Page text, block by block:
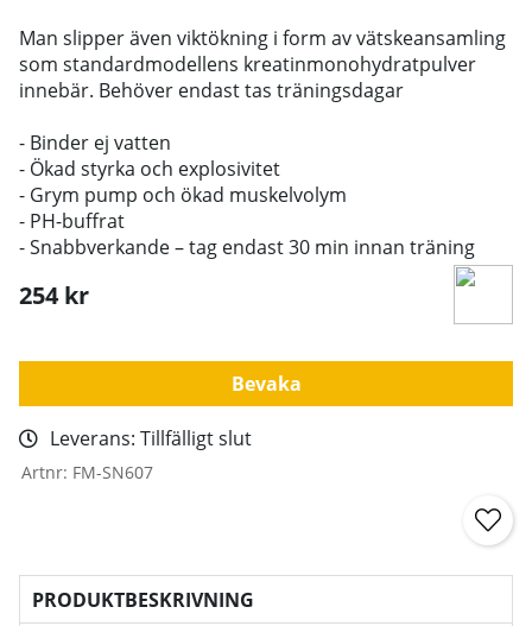
Man slipper även viktökning i form av vätskeansamling
som standardmodellens kreatinmonohydratpulver
innebär. Behöver endast tas träningsdagar
- Binder ej vatten
- Ökad styrka och explosivitet
- Grym pump och ökad muskelvolym
- PH-buffrat
- Snabbverkande – tag endast 30 min innan träning
254kr
Bevaka
Leverans: Tillfälligt slut
Artnr: FM-SN607
PRODUKTBESKRIVNING